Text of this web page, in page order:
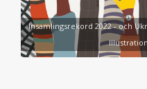
Insamlingsrekord 2022 - och